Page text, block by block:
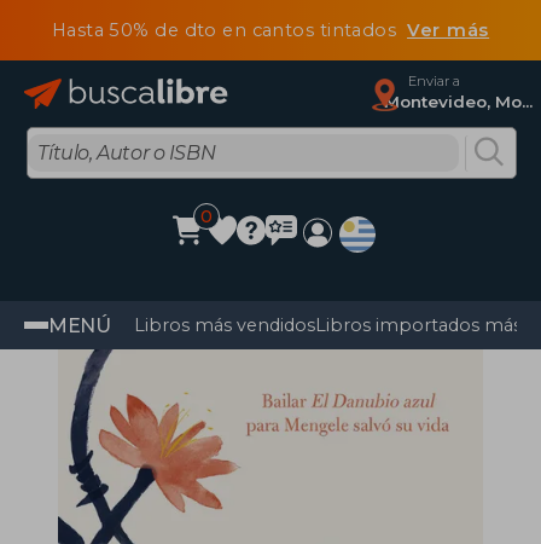
Hasta 50% de dto en cantos tintadosVer más
Enviar a
Montevideo, Montevideo
0
MENÚ Libros más vendidosLibros importados más